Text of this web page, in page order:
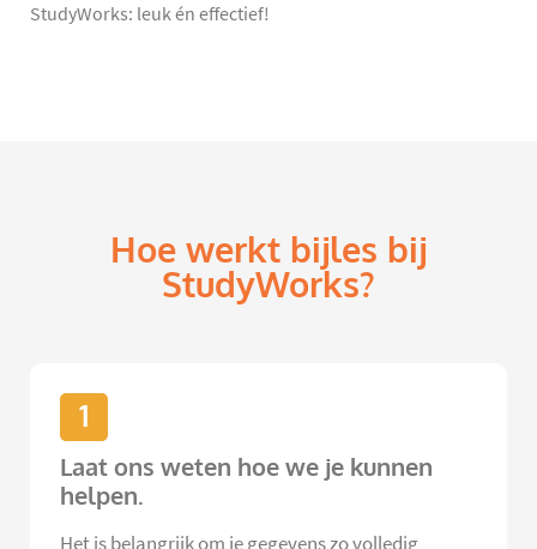
StudyWorks: leuk én effectief!
Hoe werkt bijles bij
StudyWorks?
1
Laat ons weten hoe we je kunnen
helpen.
Het is belangrijk om je gegevens zo volledig